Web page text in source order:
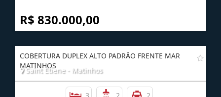
3
R$ 830.000,00
COBERTURA DUPLEX ALTO PADRÃO FRENTE MAR